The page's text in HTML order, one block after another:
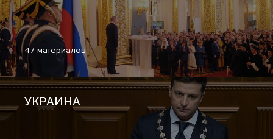
47 материалов
УКРАИНА